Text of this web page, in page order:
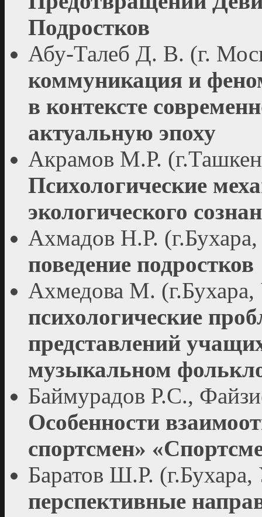
Подростков
Абу-Талеб Д. В. (г.
коммуникация и
в контексте
актуальную эпоху
Акрамов М.Р.
Психологические
экологического
Ахмадов Н.Р.
поведение подростков
Ахмедова М. (г.Бухара,
психологические
представлений
музыкальном
Баймурадов Р.С.,
Особенности
спортсмен»
Баратов Ш.Р. (г.Бухара,
перспективные